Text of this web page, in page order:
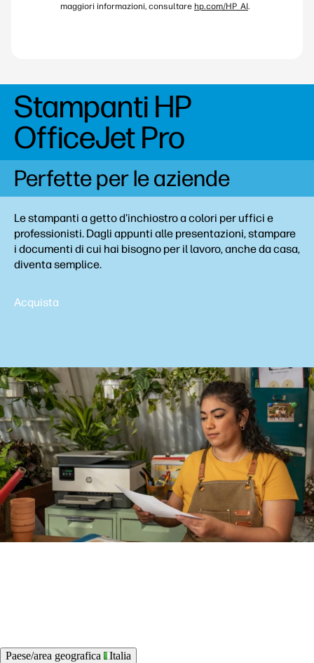
maggiori informazioni, consultare hp.com/HP_AI.
Stampanti HP
OfficeJet Pro
Perfette per le aziende
Le stampanti a getto d'inchiostro a colori per uffici e
professionisti. Dagli appunti alle presentazioni, stampare
i documenti di cui hai bisogno per il lavoro, anche da casa,
diventa semplice.
Acquista
Paese/area geografica
Italia